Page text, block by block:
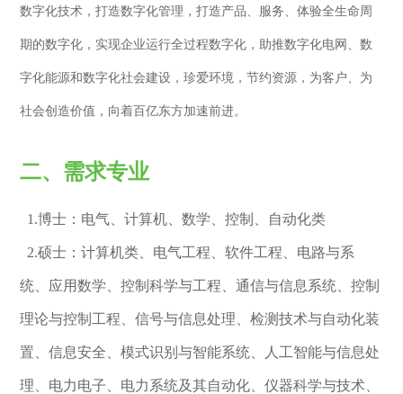
数字化技术，打造数字化管理，打造产品、服务、体验全生命周
期的数字化，实现企业运行全过程数字化，助推数字化电网、数
字化能源和数字化社会建设，珍爱环境，节约资源，为客户、为
社会创造价值，向着百亿东方加速前进。
二、需求专业
1.博士：电气、计算机、数学、控制、自动化类
2.硕士：计算机类、电气工程、软件工程、电路与系
统、应用数学、控制科学与工程、通信与信息系统、控制
理论与控制工程、信号与信息处理、检测技术与自动化装
置、信息安全、模式识别与智能系统、人工智能与信息处
理、电力电子、电力系统及其自动化、仪器科学与技术、